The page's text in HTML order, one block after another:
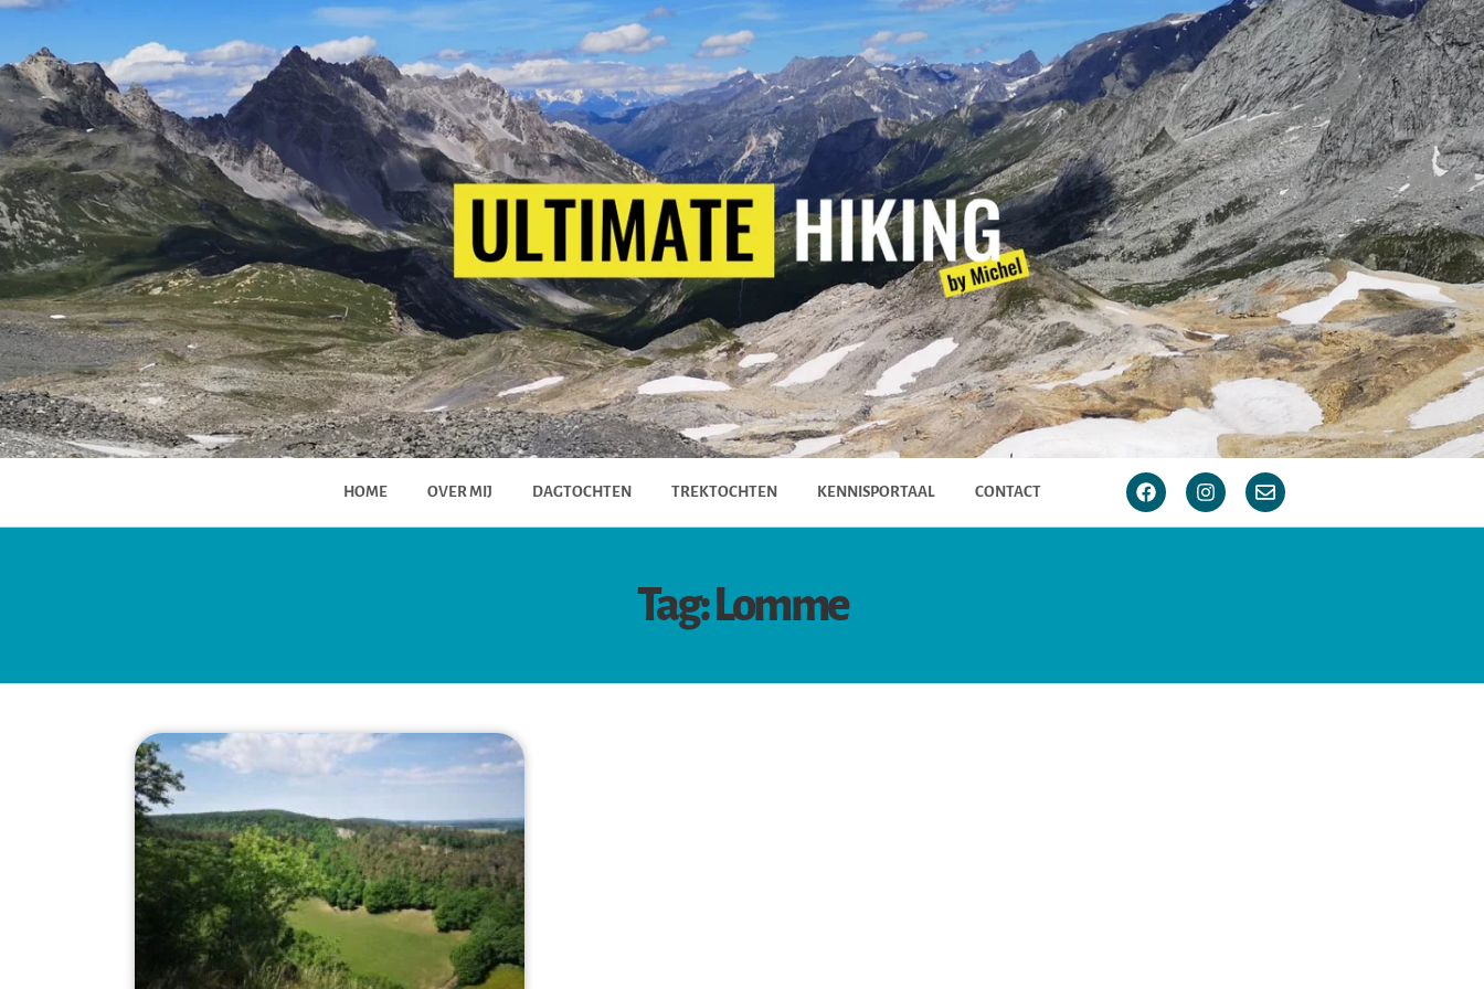
HOME OVER MIJ DAGTOCHTEN TREKTOCHTEN KENNISPORTAAL CONTACT
Tag: Lomme